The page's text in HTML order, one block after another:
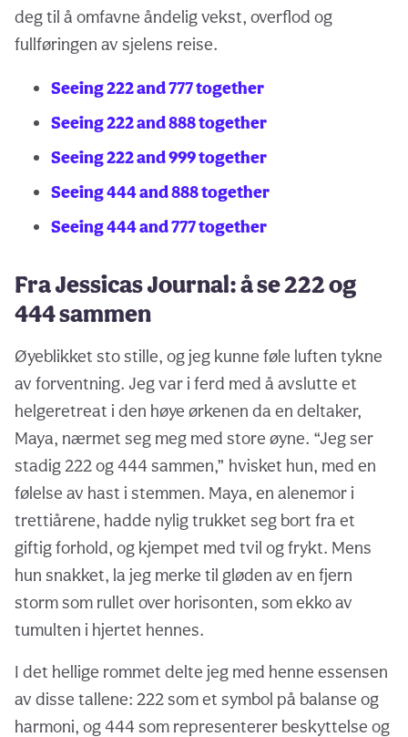
deg til å omfavne åndelig vekst, overflod og
fullføringen av sjelens reise.
Seeing 222 and 777 together
Seeing 222 and 888 together
Seeing 222 and 999 together
Seeing 444 and 888 together
Seeing 444 and 777 together
Fra Jessicas Journal: å se 222 og
444 sammen
Øyeblikket sto stille, og jeg kunne føle luften tykne
av forventning. Jeg var i ferd med å avslutte et
helgeretreat i den høye ørkenen da en deltaker,
Maya, nærmet seg meg med store øyne. “Jeg ser
stadig 222 og 444 sammen,” hvisket hun, med en
følelse av hast i stemmen. Maya, en alenemor i
trettiårene, hadde nylig trukket seg bort fra et
giftig forhold, og kjempet med tvil og frykt. Mens
hun snakket, la jeg merke til gløden av en fjern
storm som rullet over horisonten, som ekko av
tumulten i hjertet hennes.
I det hellige rommet delte jeg med henne essensen
av disse tallene: 222 som et symbol på balanse og
harmoni, og 444 som representerer beskyttelse og